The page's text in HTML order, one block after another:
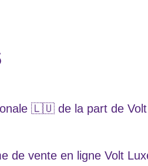
🇱🇺 de la part de
de vente en ligne Volt